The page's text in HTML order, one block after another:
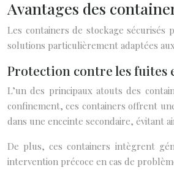
Avantages des
Les containers de stockage
solutions particulièrement adaptées
Protection contre les fuites
L’un des principaux atouts des
confinement, ces containers offrent
dans une enceinte secondaire, évitant
De plus, ces containers intègrent
intervention précoce en cas de